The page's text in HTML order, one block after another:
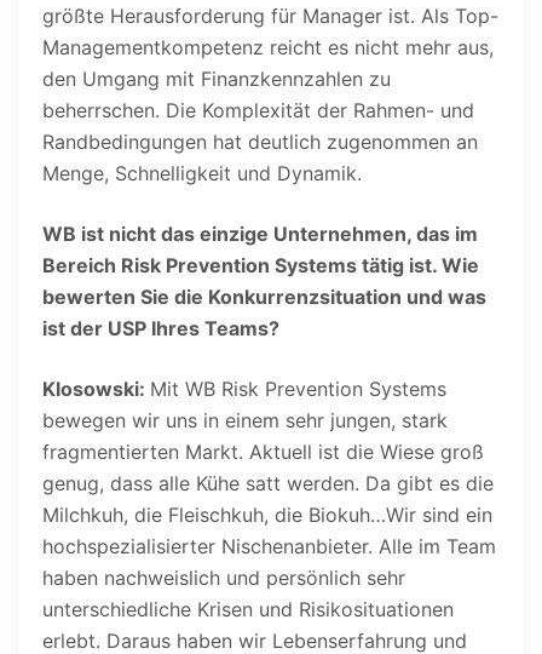
größte Herausforderung für Manager ist. Als Top-
Managementkompetenz reicht es nicht mehr aus,
den Umgang mit Finanzkennzahlen zu
beherrschen. Die Komplexität der Rahmen- und
Randbedingungen hat deutlich zugenommen an
Menge, Schnelligkeit und Dynamik.
WB ist nicht das einzige Unternehmen, das im
Bereich Risk Prevention Systems tätig ist. Wie
bewerten Sie die Konkurrenzsituation und was
ist der USP Ihres Teams?
Klosowski: Mit WB Risk Prevention Systems
bewegen wir uns in einem sehr jungen, stark
fragmentierten Markt. Aktuell ist die Wiese groß
genug, dass alle Kühe satt werden. Da gibt es die
Milchkuh, die Fleischkuh, die Biokuh…Wir sind ein
hochspezialisierter Nischenanbieter. Alle im Team
haben nachweislich und persönlich sehr
unterschiedliche Krisen und Risikosituationen
erlebt. Daraus haben wir Lebenserfahrung und